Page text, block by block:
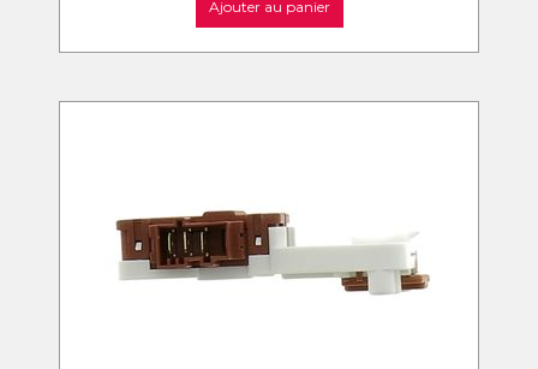
Ajouter au panier